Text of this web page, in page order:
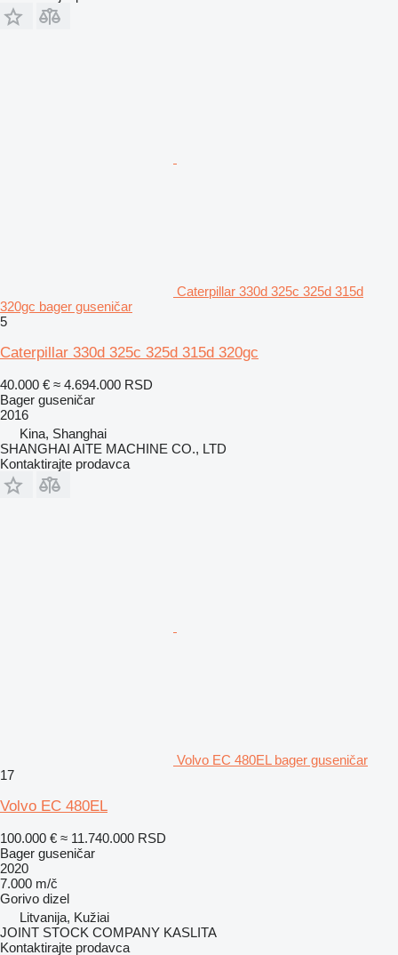
Caterpillar 330d 325c 325d 315d
320gc bager guseničar
5
Caterpillar 330d 325c 325d 315d 320gc
40.000 € ≈ 4.694.000 RSD
Bager guseničar
2016
Kina, Shanghai
SHANGHAI AITE MACHINE CO., LTD
Kontaktirajte prodavca
Volvo EC 480EL bager guseničar
17
Volvo EC 480EL
100.000 € ≈ 11.740.000 RSD
Bager guseničar
2020
7.000 m/č
Gorivo dizel
Litvanija, Kužiai
JOINT STOCK COMPANY KASLITA
Kontaktirajte prodavca